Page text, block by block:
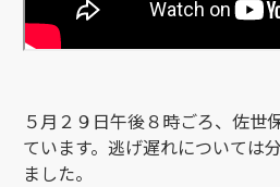
５月２９日午後８時ごろ、佐世
ています。逃げ遅れについては
ました。